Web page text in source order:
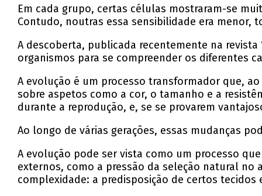
Em cada grupo, certas células mostraram-se
Contudo, noutras essa sensibilidade era menor,
A descoberta, publicada recentemente na revista
organismos para se compreender os diferentes
A evolução é um processo transformador que,
sobre aspetos como a cor, o tamanho e a
durante a reprodução, e, se se provarem
Ao longo de várias gerações, essas mudanças
A evolução pode ser vista como um processo
externos, como a pressão da seleção natural
complexidade: a predisposição de certos